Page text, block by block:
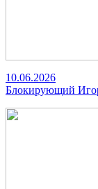
10.06.2026
Блокирующий